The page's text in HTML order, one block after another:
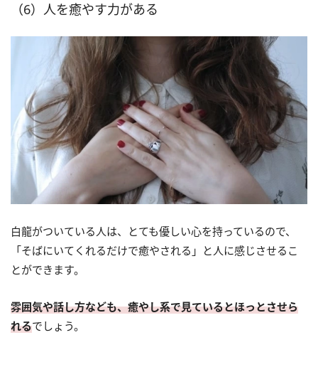
（6）人を癒やす力がある
白龍がついている人は、とても優しい心を持っているので、
「そばにいてくれるだけで癒やされる」と人に感じさせるこ
とができます。
雰囲気や話し方なども、癒やし系で見ているとほっとさせら
れるでしょう。